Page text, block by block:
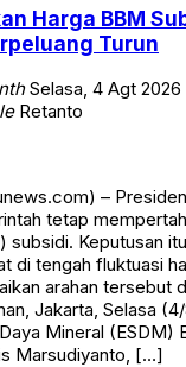
Harga BBM
Turun
Selasa, 4 Agt 2026
Retanto
–
tetap
subsidi. Keputusan
di tengah fluktuasi
arahan tersebut
Jakarta, Selasa
Mineral (ESDM)
Marsudiyanto, […]